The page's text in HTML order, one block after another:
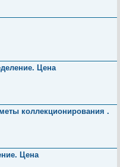
Цена
коллекционирования .
Цена